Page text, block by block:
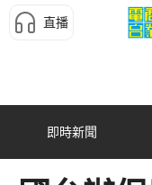
直播
即時新聞